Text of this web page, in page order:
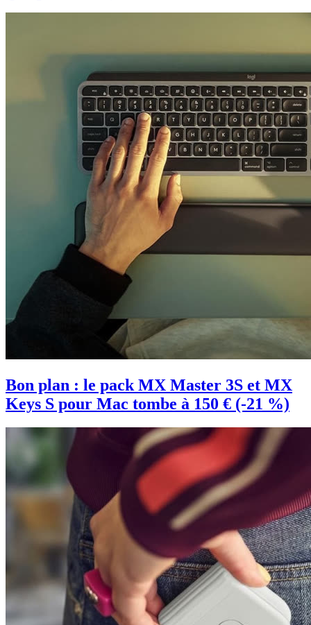
Bon plan : le pack MX Master 3S et MX
Keys S pour Mac tombe à 150 € (-21 %)